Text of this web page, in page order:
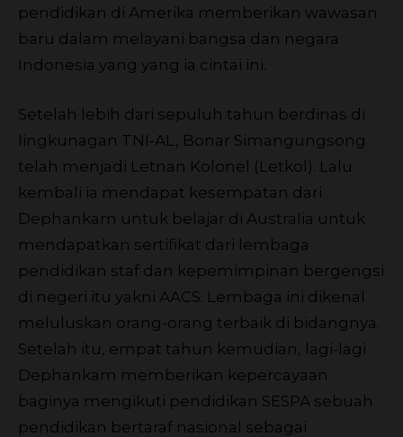
pendidikan di Amerika memberikan wawasan
baru dalam melayani bangsa dan negara
Indonesia yang yang ia cintai ini.
Setelah lebih dari sepuluh tahun berdinas di
lingkunagan TNI-AL, Bonar Simangungsong
telah menjadi Letnan Kolonel (Letkol). Lalu
kembali ia mendapat kesempatan dari
Dephankam untuk belajar di Australia untuk
mendapatkan sertifikat dari lembaga
pendidikan staf dan kepemimpinan bergengsi
di negeri itu yakni AACS. Lembaga ini dikenal
meluluskan orang-orang terbaik di bidangnya.
Setelah itu, empat tahun kemudian, lagi-lagi
Dephankam memberikan kepercayaan
baginya mengikuti pendidikan SESPA sebuah
pendidikan bertaraf nasional sebagai